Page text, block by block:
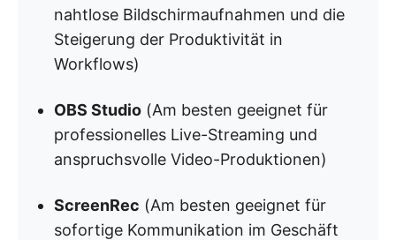
nahtlose Bildschirmaufnahmen und die
Steigerung der Produktivität in
Workflows)
OBS Studio (Am besten geeignet für
professionelles Live-Streaming und
anspruchsvolle Video-Produktionen)
ScreenRec (Am besten geeignet für
sofortige Kommunikation im Geschäft